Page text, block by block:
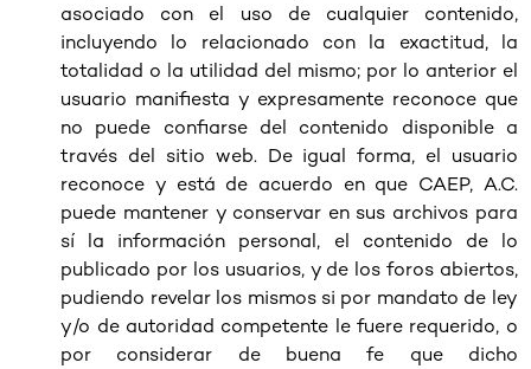
asociado con el uso de cualquier contenido,
incluyendo lo relacionado con la exactitud, la
totalidad o la utilidad del mismo; por lo anterior el
usuario manifiesta y expresamente reconoce que
no puede confiarse del contenido disponible a
través del sitio web. De igual forma, el usuario
reconoce y está de acuerdo en que CAEP, A.C.
puede mantener y conservar en sus archivos para
sí la información personal, el contenido de lo
publicado por los usuarios, y de los foros abiertos,
pudiendo revelar los mismos si por mandato de ley
y/o de autoridad competente le fuere requerido, o
por considerar de buena fe que dicho